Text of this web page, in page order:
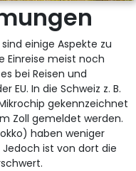
einige Aspekte zu
Einreise meist noch
bei Reisen und
EU. In die Schweiz z. B.
gekennzeichnet
Zoll gemeldet werden.
haben weniger
ist von dort die